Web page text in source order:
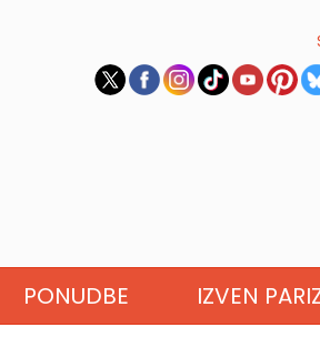
PONUDBE IZVEN